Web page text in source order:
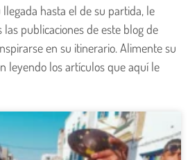
hasta el de su partida, le
publicaciones de este blog de
en su itinerario. Alimente su
leyendo los artículos que aquí le